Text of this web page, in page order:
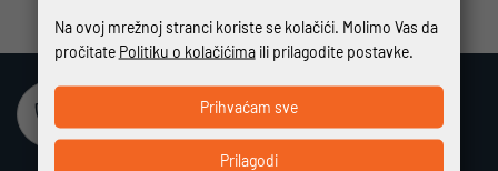
Sigurna online kupovina
Potpuno zaštićeno i sigurno plaćanje
Na ovoj mrežnoj stranci koriste se kolačići. Molimo Vas da
pročitate Politiku o kolačićimaili prilagodite postavke.
Prilagodi
Prihvaćam sve